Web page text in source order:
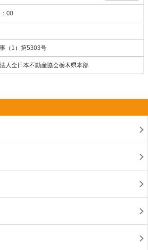
00
（1）第5303号
人全日本不動産協会栃木県本部